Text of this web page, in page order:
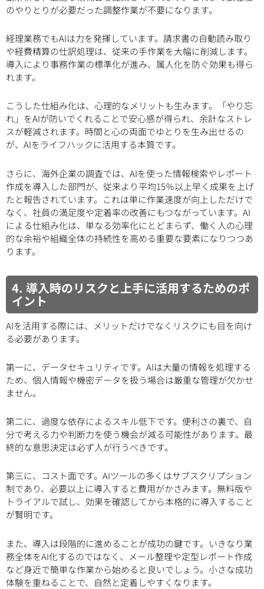
のやりとりが必要だった調整作業が不要になります。
経理業務でもAIは力を発揮しています。請求書の自動読み取り
や経費精算の仕訳処理は、従来の手作業を大幅に削減します。
導入により事務作業の標準化が進み、属人化を防ぐ効果も得ら
れます。
こうした仕組み化は、心理的なメリットも生みます。「やり忘
れ」をAIが防いでくれることで安心感が得られ、余計なストレ
スが軽減されます。時間と心の両面でゆとりを生み出せるの
が、AIをライフハックに活用する本質です。
さらに、海外企業の調査では、AIを使った情報検索やレポート
作成を導入した部門が、従来より平均15％以上早く成果を上げ
たと報告されています。これは単に作業速度が向上しただけで
なく、社員の満足度や定着率の改善にもつながっています。AI
による仕組み化は、単なる効率化にとどまらず、働く人の心理
的な余裕や組織全体の持続性を高める重要な要素になりつつあ
ります。
4. 導入時のリスクと上手に活用するためのポ
イント
AIを活用する際には、メリットだけでなくリスクにも目を向け
る必要があります。
第一に、データセキュリティです。AIは大量の情報を処理する
ため、個人情報や機密データを扱う場合は厳重な管理が欠かせ
ません。
第二に、過度な依存によるスキル低下です。便利さの裏で、自
分で考える力や判断力を使う機会が減る可能性があります。最
終的な意思決定は必ず人が行うべきです。
第三に、コスト面です。AIツールの多くはサブスクリプション
制であり、必要以上に導入すると費用がかさみます。無料版や
トライアルで試し、効果を確認してから本格的に導入すること
が賢明です。
また、導入は段階的に進めることが成功の鍵です。いきなり業
務全体をAI化するのではなく、メール整理や定型レポート作成
など身近で簡単な作業から始めると良いでしょう。小さな成功
体験を重ねることで、自然と定着しやすくなります。